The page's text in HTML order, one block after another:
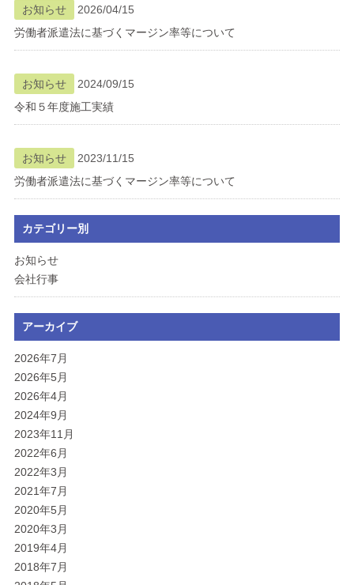
お知らせ
2026/04/15
労働者派遣法に基づくマージン率等について
お知らせ
2024/09/15
令和５年度施工実績
お知らせ
2023/11/15
労働者派遣法に基づくマージン率等について
カテゴリー別
お知らせ
会社行事
アーカイブ
2026年7月
2026年5月
2026年4月
2024年9月
2023年11月
2022年6月
2022年3月
2021年7月
2020年5月
2020年3月
2019年4月
2018年7月